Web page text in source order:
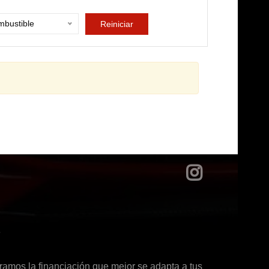
Reiniciar
la financiación que mejor se adapta a tus